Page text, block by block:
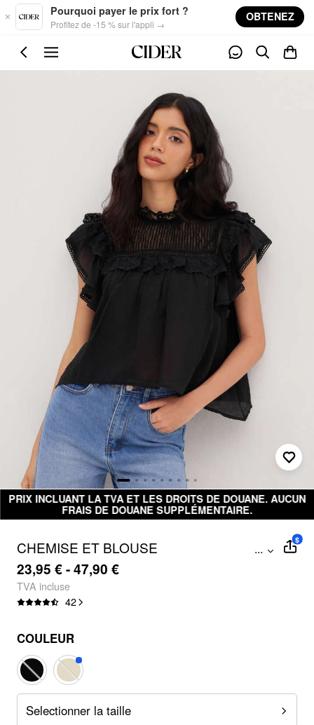
Skip to main content
Pourquoi payer le prix fort ?
Profitez de -15 % sur l'appli →
OBTENEZ
PRIX INCLUANT LA TVA ET LES DROITS DE DOUANE. AUCUN
FRAIS DE DOUANE SUPPLÉMENTAIRE.
CHEMISE ET BLOUSE
SURDIMENSIONNÉE AVEC COL
MONTANT ET DENTELLE DE RABATS
...
23,95 € - 47,90 €
TVA incluse
42
$
COULEUR
Selectionner la taille